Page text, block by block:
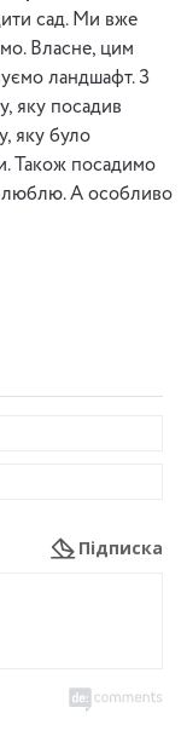
сад. Ми вже
Власне, цим
ландшафт. З
яку посадив
яку було
Також посадимо
люблю. А особливо
Підписка